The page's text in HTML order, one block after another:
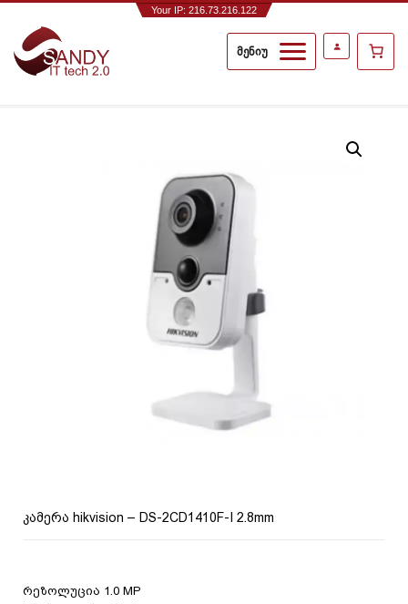
Your IP: 216.73.216.122
მენიუ
კამერა hikvision – DS-2CD1410F-I 2.8mm
რეზოლუცია 1.0 MP